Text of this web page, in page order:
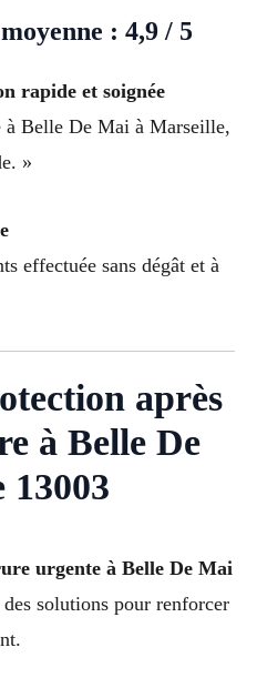
: 4,9 / 5
rapide et soignée
à Belle De Mai à Marseille,
»
effectuée sans dégât et à
après
à Belle De
urgente à Belle De Mai
solutions pour renforcer